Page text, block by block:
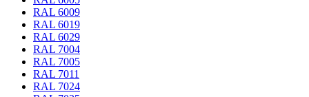
RAL 6009
RAL 6019
RAL 6029
RAL 7004
RAL 7005
RAL 7011
RAL 7024